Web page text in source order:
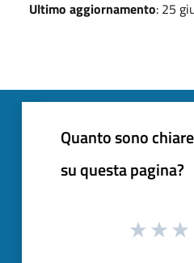
Ultimo aggiornamento: 25
Quanto sono
su questa pagina?